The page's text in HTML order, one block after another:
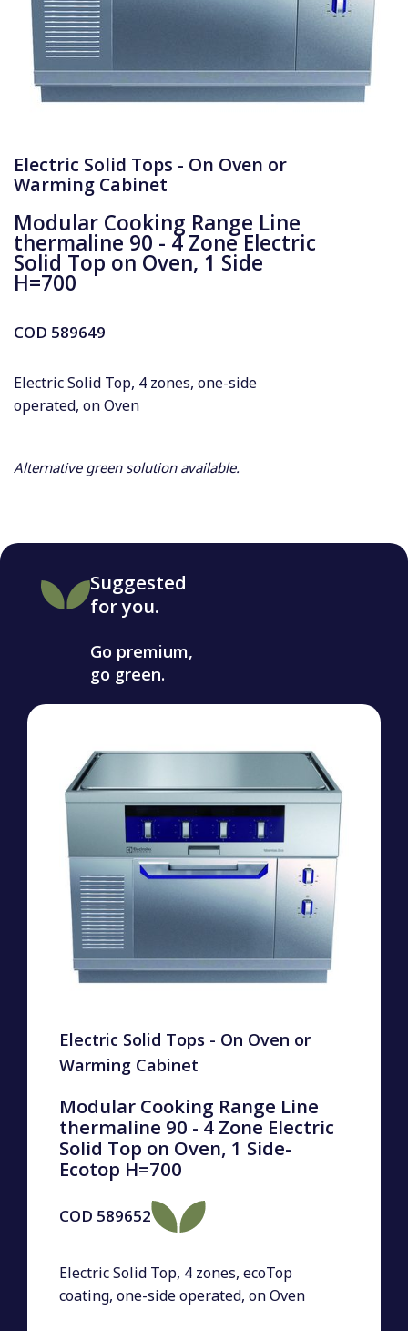
Electric Solid Tops - On Oven or
Warming Cabinet
Modular Cooking Range Line
thermaline 90 - 4 Zone Electric
Solid Top on Oven, 1 Side
H=700
COD 589649
Electric Solid Top, 4 zones, one-side
operated, on Oven
Alternative green solution available.
Suggested
for you.
Go premium,
go green.
Electric Solid Tops - On Oven or
Warming Cabinet
Modular Cooking Range Line
thermaline 90 - 4 Zone Electric
Solid Top on Oven, 1 Side-
Ecotop H=700
COD 589652
Electric Solid Top, 4 zones, ecoTop
coating, one-side operated, on Oven